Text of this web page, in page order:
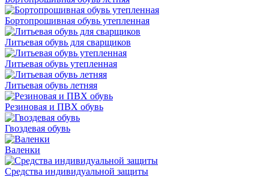
Бортопрошивная обувь утепленная
Литьевая обувь для сварщиков
Литьевая обувь утепленная
Литьевая обувь летняя
Резиновая и ПВХ обувь
Гвоздевая обувь
Валенки
Средства индивидуальной защиты